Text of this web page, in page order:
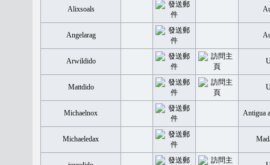
Alixsoals
Angelarag
Arwildido
Mattdido
Michaelnox Antigua
Michaeledax